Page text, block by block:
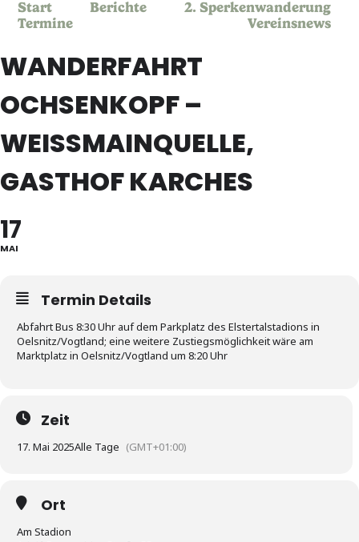
Start Berichte
2. Sperkenwanderung
Termine
Vereinsnews
WANDERFAHRT
OCHSENKOPF –
WEISSMAINQUELLE, G
ASTHOF KARCHES
17
MAI
Termin Details
Abfahrt Bus 8:30 Uhr auf dem Parkplatz des Elstertalstadions in
Oelsnitz/Vogtland; eine weitere Zustiegsmöglichkeit wäre am
Marktplatz in Oelsnitz/Vogtland um 8:20 Uhr
Zeit
17. Mai 2025Alle Tage (GMT+01:00)
Ort
Am Stadion